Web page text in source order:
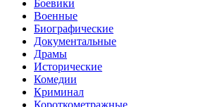
Боевики
Военные
Биографические
Документальные
Драмы
Исторические
Комедии
Криминал
Короткометражные